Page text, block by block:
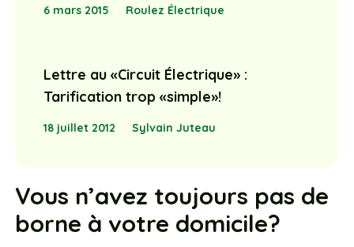
6 mars 2015 Roulez Électrique
Lettre au «Circuit Électrique» :
Tarification trop «simple»!
18 juillet 2012 Sylvain Juteau
Vous n’avez toujours pas de
borne à votre domicile?